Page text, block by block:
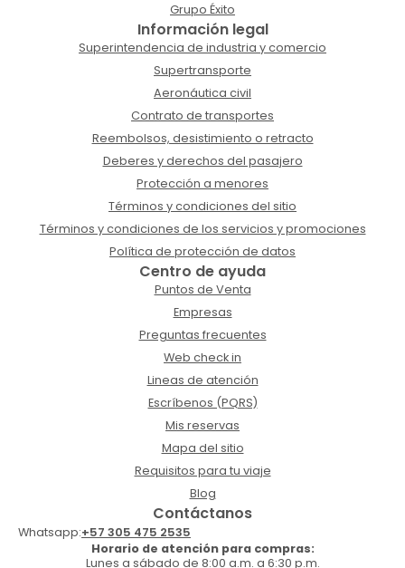
Grupo Éxito
Información legal
Superintendencia de industria y comercio
Supertransporte
Aeronáutica civil
Contrato de transportes
Reembolsos, desistimiento o retracto
Deberes y derechos del pasajero
Protección a menores
Términos y condiciones del sitio
Términos y condiciones de los servicios y promociones
Política de protección de datos
Centro de ayuda
Puntos de Venta
Empresas
Preguntas frecuentes
Web check in
Lineas de atención
Escríbenos (PQRS)
Mis reservas
Mapa del sitio
Requisitos para tu viaje
Blog
Contáctanos
Whatsapp:+57 305 475 2535
Horario de atención para compras:
Lunes a sábado de 8:00 a.m. a 6:30 p.m.